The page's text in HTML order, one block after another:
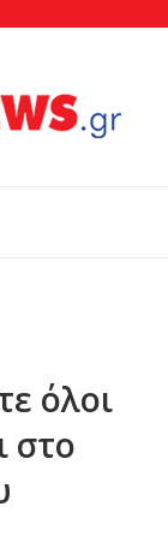
όλοι
στο